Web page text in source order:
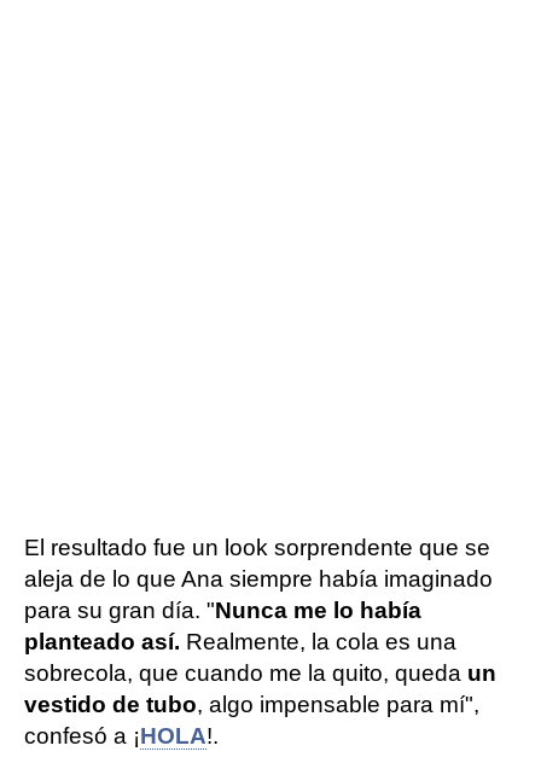
El resultado fue un look sorprendente que se
aleja de lo que Ana siempre había imaginado
para su gran día. "Nunca me lo había
planteado así. Realmente, la cola es una
sobrecola, que cuando me la quito, queda un
vestido de tubo, algo impensable para mí",
confesó a ¡HOLA!.